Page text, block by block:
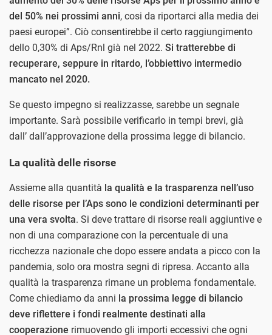
del 50% nei prossimi anni, cosi da riportarci alla media dei
paesi europei”. Ciò consentirebbe il certo raggiungimento
dello 0,30% di Aps/Rnl già nel 2022. Si tratterebbe di
recuperare, seppure in ritardo, l’obbiettivo intermedio
mancato nel 2020.
Se questo impegno si realizzasse, sarebbe un segnale
importante. Sarà possibile verificarlo in tempi brevi, già
dall’ dall’approvazione della prossima legge di bilancio.
La qualità delle risorse
Assieme alla quantità la qualità e la trasparenza nell’uso
delle risorse per l’Aps sono le condizioni determinanti per
una vera svolta. Si deve trattare di risorse reali aggiuntive e
non di una comparazione con la percentuale di una
ricchezza nazionale che dopo essere andata a picco con la
pandemia, solo ora mostra segni di ripresa. Accanto alla
qualità la trasparenza rimane un problema fondamentale.
Come chiediamo da anni la prossima legge di bilancio
deve riflettere i fondi realmente destinati alla
cooperazione rimuovendo gli importi eccessivi che ogni